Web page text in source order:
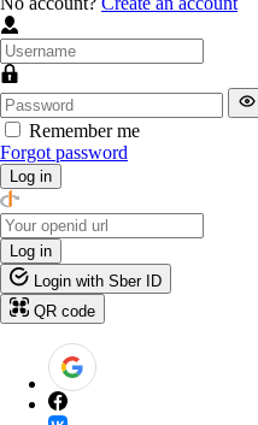
Remember me
Forgot password
Log in
Log in
Login with Sber ID
QR code